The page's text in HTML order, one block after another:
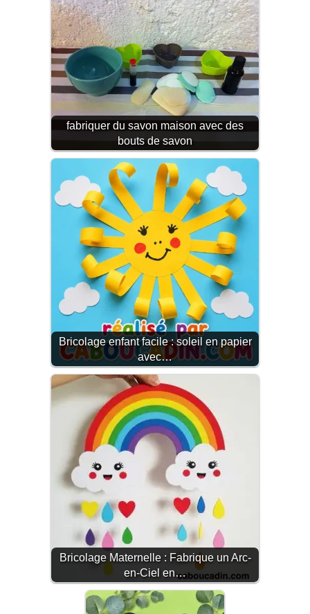
fabriquer du savon maison avec des
bouts de savon
Bricolage enfant facile : soleil en papier
avec…
Bricolage Maternelle : Fabrique un Arc-
en-Ciel en…